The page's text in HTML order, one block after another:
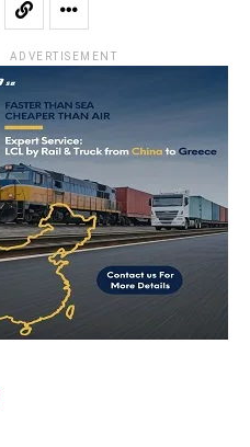
ADVERTISEMENT